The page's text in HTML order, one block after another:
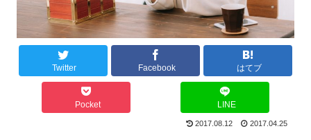
Twitter Facebook はてブ
Pocket LINE
2017.08.12 2017.04.25